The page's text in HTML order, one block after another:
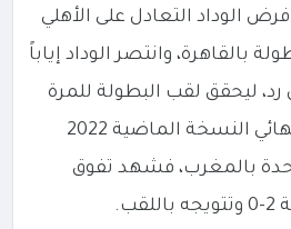
نهائى نسخة 2017، فرض الوداد التعادل على الأهلي
بالقاهرة، وانتصر الوداد إياباً
ليحقق لقب البطولة للمرة
الثانية فى تاريخه، أما نهائي النسخة الماضية 2022
بالمغرب، فشهد تفوق